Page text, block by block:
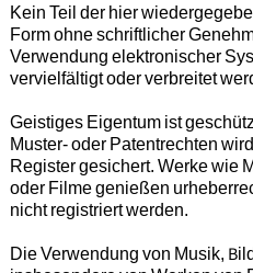
Kein Teil der hier
Form ohne schriftlicher
Verwendung elektronischer
vervielfältigt oder verbreitet
Geistiges Eigentum ist
Muster- oder Patentrechten
Register gesichert. Werke wie
oder Filme genießen
nicht registriert werden.
Die Verwendung von Musik,